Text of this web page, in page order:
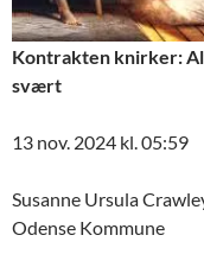
Kontrakten knirker:
svært
13 nov. 2024 kl. 05:59
Susanne Ursula
Odense Kommune